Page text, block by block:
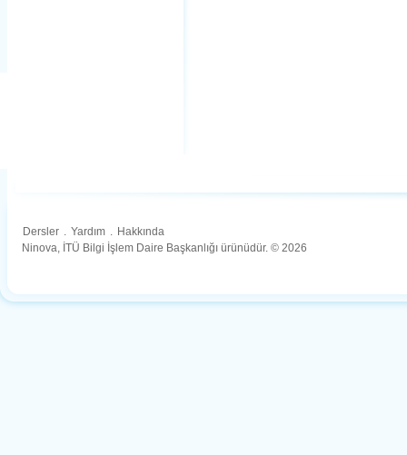
Dersler . Yardım . Hakkında
Ninova, İTÜ Bilgi İşlem Daire Başkanlığı ürünüdür. © 2026